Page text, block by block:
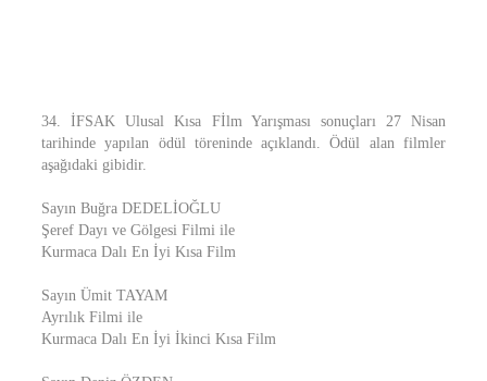
34. İFSAK Ulusal Kısa Fİlm Yarışması sonuçları 27 Nisan
tarihinde yapılan ödül töreninde açıklandı. Ödül alan filmler
aşağıdaki gibidir.
Sayın Buğra DEDELİOĞLU
Şeref Dayı ve Gölgesi Filmi ile
Kurmaca Dalı En İyi Kısa Film
Sayın Ümit TAYAM
Ayrılık Filmi ile
Kurmaca Dalı En İyi İkinci Kısa Film